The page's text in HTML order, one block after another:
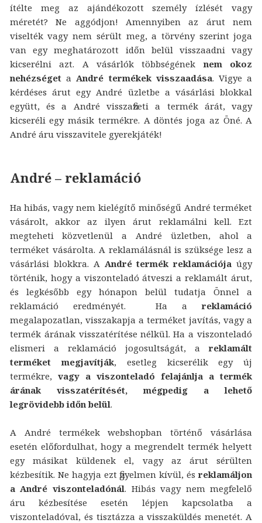
ítélte meg az ajándékozott személy ízlését vagy
méretét? Ne aggódjon! Amennyiben az árut nem
viselték vagy nem sérült meg, a törvény szerint joga
van egy meghatározott időn belül visszaadni vagy
kicserélni azt. A vásárlók többségéneknem okoz
nehézségeta André termékek visszaadása. Vigye a
kérdéses árut egy André üzletbe a vásárlási blokkal
együtt, és a André visszafizeti a termék árát, vagy
kicseréli egy másik termékre. A döntés joga az Öné. A
André áru visszavitele gyerekjáték!
André – reklamáció
Ha hibás, vagy nem kielégítő minőségű André terméket
vásárolt, akkor az ilyen árut reklamálni kell. Ezt
megteheti közvetlenül a André üzletben, ahol a
terméket vásárolta. A reklamálásnál is szüksége lesz a
vásárlási blokkra. A André termék reklamációja úgy
történik, hogy a viszonteladó átveszi a reklamált árut,
és legkésőbb egy hónapon belül tudatja Önnel a
reklamáció eredményét. Ha areklamáció
megalapozatlan, visszakapja a terméket javítás, vagy a
termék árának visszatérítése nélkül. Ha a viszonteladó
elismeri a reklamáció jogosultságát, areklamált
terméket megjavítják, esetleg kicserélik egy új
termékre, vagy a viszonteladó felajánlja a termék
árának visszatérítését, mégpedig a lehető
legrövidebb időn belül.
A André termékek webshopban történő vásárlása
esetén előfordulhat, hogy a megrendelt termék helyett
egy másikat küldenek el, vagy az árut sérülten
kézbesítik. Ne hagyja ezt figyelmen kívül, ésreklamáljon
a André viszonteladónál. Hibás vagy nem megfelelő
áru kézbesítése esetén lépjen kapcsolatba a
viszonteladóval, és tisztázza a visszaküldés menetét. A